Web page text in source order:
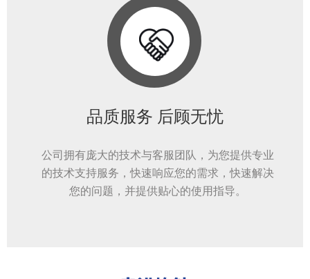
品质服务 后顾无忧
公司拥有庞大的技术与客服团队，为您提供专业
的技术支持服务，快速响应您的需求，快速解决
您的问题，并提供贴心的使用指导。